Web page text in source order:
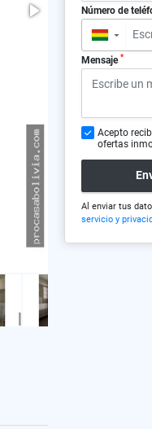
Número de
▼
Mensaje *
Acepto
ofertas
Al enviar tus
servicio y